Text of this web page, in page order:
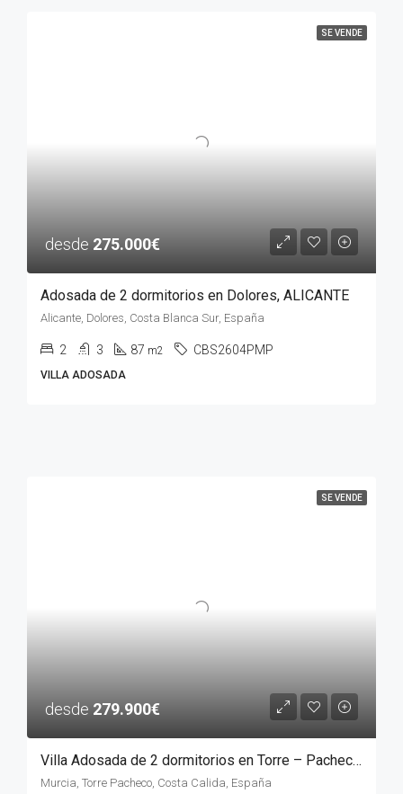
SE VENDE
desde 275.000€
Adosada de 2 dormitorios en Dolores, ALICANTE
Alicante, Dolores, Costa Blanca Sur, España
2 3 87 m2 CBS2604PMP
VILLA ADOSADA
SE VENDE
desde 279.900€
Villa Adosada de 2 dormitorios en Torre – Pacheco, MURCIA
Murcia, Torre Pacheco, Costa Calida, España